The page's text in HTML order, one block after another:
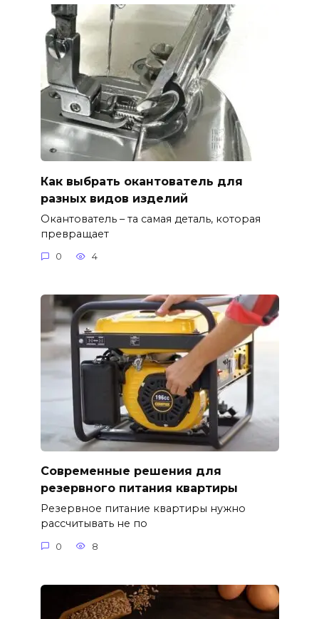
Как выбрать окантователь для
разных видов изделий
Окантователь – та самая деталь, которая
превращает
0 4
Современные решения для
резервного питания квартиры
Резервное питание квартиры нужно
рассчитывать не по
0 8